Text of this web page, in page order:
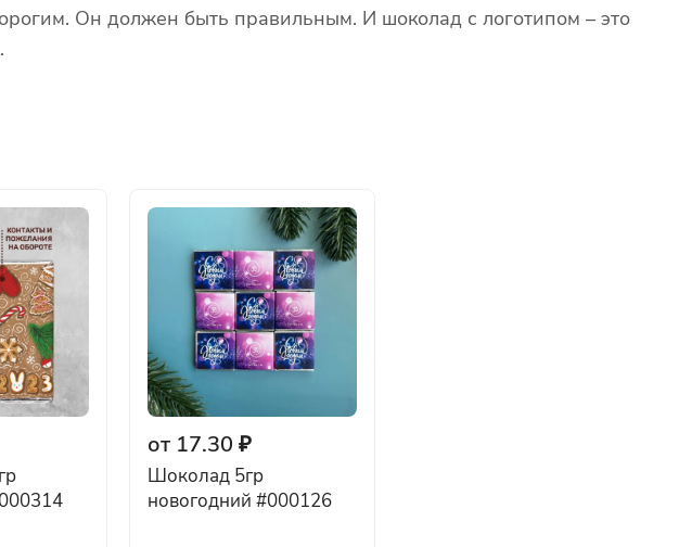
Он должен быть правильным. И шоколад с логотипом – это
от 17.30 ₽
Шоколад 5гр
новогодний #000126